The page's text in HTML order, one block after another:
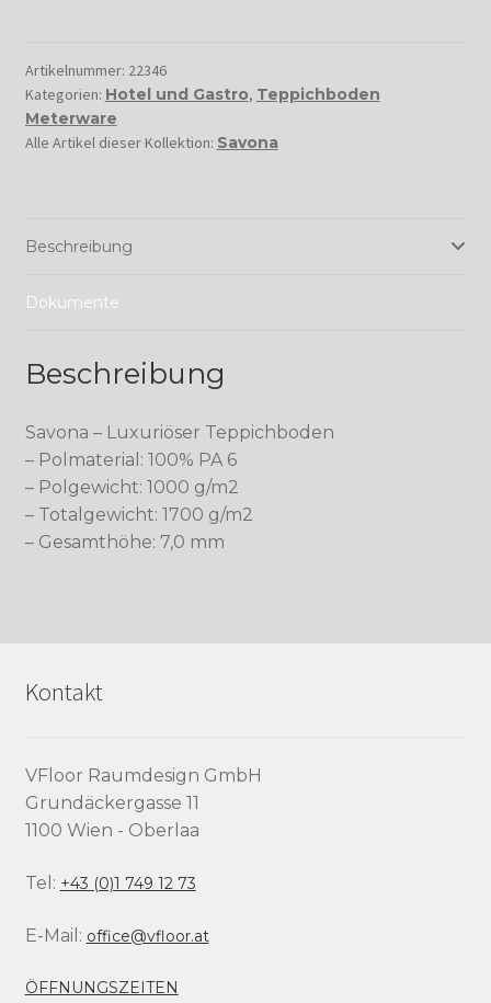
Artikelnummer: 22346
Kategorien: Hotel und Gastro, Teppichboden
Meterware
Alle Artikel dieser Kollektion: Savona
Beschreibung
Dokumente
Beschreibung
Savona – Luxuriöser Teppichboden
– Polmaterial: 100% PA 6
– Polgewicht: 1000 g/m2
– Totalgewicht: 1700 g/m2
– Gesamthöhe: 7,0 mm
Kontakt
VFloor Raumdesign GmbH
Grundäckergasse 11
1100 Wien - Oberlaa
Tel: +43 (0)1 749 12 73
E-Mail: office@vfloor.at
ÖFFNUNGSZEITEN